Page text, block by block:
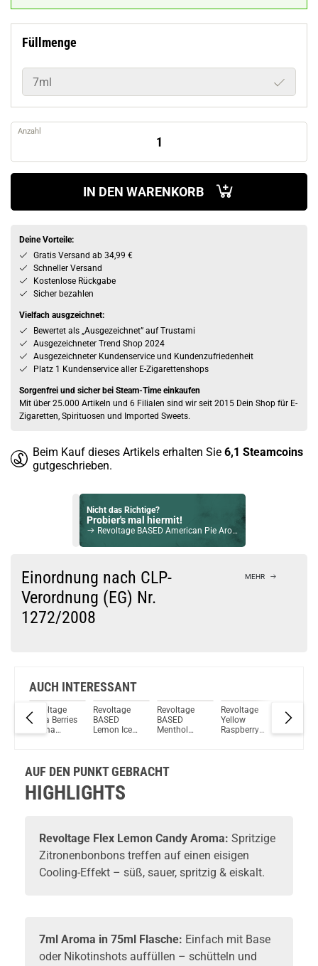
Füllmenge
7ml
Anzahl
IN DEN WARENKORB
Deine Vorteile:
Gratis Versand ab 34,99 €
Schneller Versand
Kostenlose Rückgabe
Sicher bezahlen
Vielfach ausgzeichnet:
Bewertet als „Ausgezeichnet” auf Trustami
Ausgezeichneter Trend Shop 2024
Ausgezeichneter Kundenservice und Kundenzufriedenheit
Platz 1 Kundenservice aller E-Zigarettenshops
Sorgenfrei und sicher bei Steam-Time einkaufen
Mit über 25.000 Artikeln und 6 Filialen sind wir seit 2015 Dein Shop für E-
Zigaretten, Spirituosen und Imported Sweets.
Beim Kauf dieses Artikels erhalten Sie 6,1 Steamcoins
gutgeschrieben.
Nicht das Richtige?
Probier's mal hiermit!
Revoltage BASED American Pie Aroma
Check das mal!
Fuck The Rules §8 Aroma
Du willst Kröten sparen?
Schau mal hier!
Einordnung nach CLP-
Verordnung (EG) Nr.
1272/2008
MEHR
AUCH INTERESSANT
Revoltage
Aqua Berries
Aroma
Revoltage
BASED
Lemon Ice
Revoltage
BASED
Menthol
Revoltage
Yellow
Raspberry
Flex
AUF DEN PUNKT GEBRACHT
HIGHLIGHTS
Revoltage Flex Lemon Candy Aroma: Spritzige
Zitronenbonbons treffen auf einen eisigen
Cooling-Effekt – süß, sauer, spritzig & eiskalt.
7ml Aroma in 75ml Flasche: Einfach mit Base
oder Nikotinshots auffüllen – schütteln und